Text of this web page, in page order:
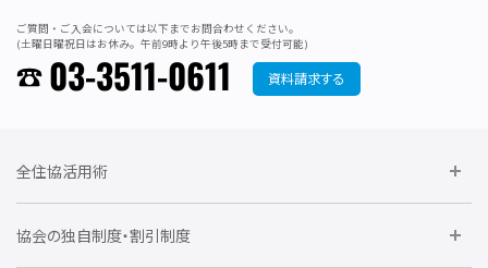
ご質問・ご入会については以下までお問合わせください。
(土曜日曜祝日はお休み。午前9時より午後5時まで受付可能)
03-3511-0611 資料請求する
全住協活用術
委員会に参加しよう
協会の独自制度・割引制度